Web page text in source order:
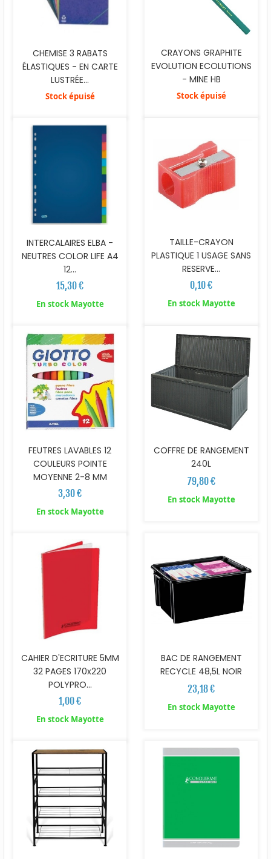
CHEMISE 3 RABATS
ÉLASTIQUES - EN CARTE
LUSTRÉE...
Stock épuisé
CRAYONS GRAPHITE
EVOLUTION ECOLUTIONS
- MINE HB
Stock épuisé
INTERCALAIRES ELBA -
NEUTRES COLOR LIFE A4
12...
15,30 €
En stock Mayotte
TAILLE-CRAYON
PLASTIQUE 1 USAGE SANS
RESERVE...
0,10 €
En stock Mayotte
FEUTRES LAVABLES 12
COULEURS POINTE
MOYENNE 2-8 MM
3,30 €
En stock Mayotte
COFFRE DE RANGEMENT
240L
79,80 €
En stock Mayotte
CAHIER D'ECRITURE 5MM
32 PAGES 170x220
POLYPRO...
1,00 €
En stock Mayotte
BAC DE RANGEMENT
RECYCLE 48,5L NOIR
23,18 €
En stock Mayotte